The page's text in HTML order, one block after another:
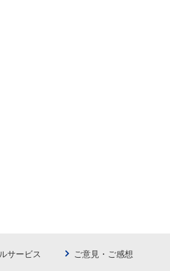
サービス ご意見・ご感想